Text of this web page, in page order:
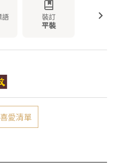
語
裝訂
平裝
愛清單